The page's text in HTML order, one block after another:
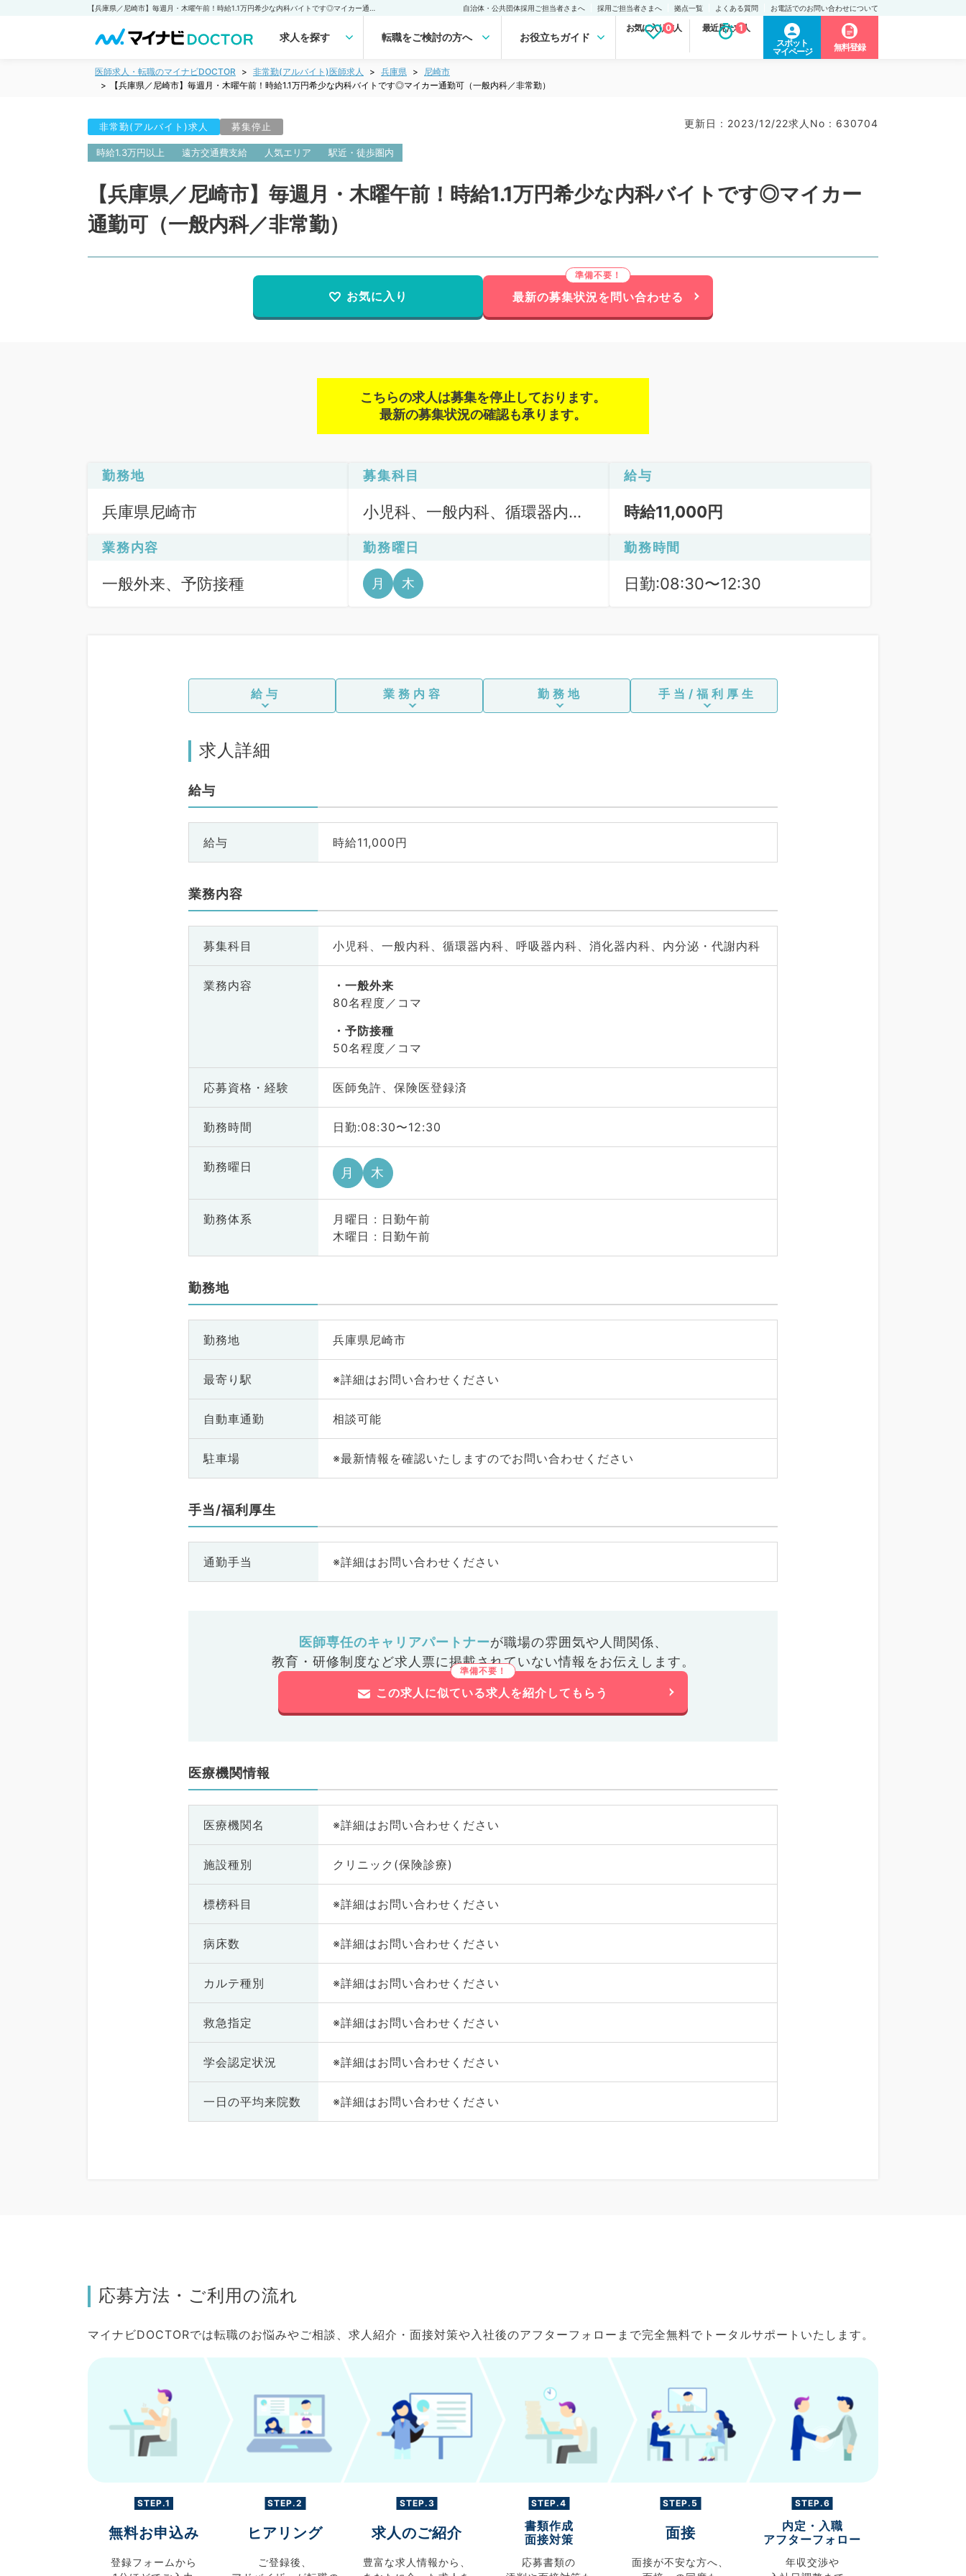
自治体・公共団体採用ご担当者さまへ 採用ご担当者さまへ 拠点一覧 よくある質問 お電話でのお問い合わせについて
求人を探す 転職をご検討の方へ お役立ちガイド
お気に入り求人
0 最近見た求人
1
スポット
マイページ
無料登録
医師求人・転職のマイナビDOCTOR 非常勤(アルバイト)医師求人 兵庫県
尼崎市
【兵庫県／尼崎市】毎週月・木曜午前！時給1.1万円希少な内科バイトです◎マイカー通勤可（一般内科／非常勤）
非常勤(アルバイト)求人 募集停止 更新日 : 2023/12/22求人No : 630704
時給1.3万円以上 遠方交通費支給 人気エリア 駅近・徒歩圏内
【兵庫県／尼崎市】毎週月・木曜午前！時給1.1万円希少な内科バイトです◎マイカー
通勤可（一般内科／非常勤）
お気に入り 最新の募集状況を問い合わせる
こちらの求人は募集を停止しております。
最新の募集状況の確認も承ります。
勤務地
兵庫県尼崎市
募集科目
小児科、一般内科、循環器内
内分泌・代謝内科
給与
時給11,000円
業務内容
一般外来、予防接種
勤務曜日
月 木
勤務時間
日勤:08:30〜12:30
給与 業務内容 勤務地 手当/福利厚生
求人詳細
給与
給与 時給11,000円
業務内容
募集科目 小児科、一般内科、循環器内科、呼吸器内科、消化器内科、内分泌・代謝内科
業務内容
一般外来
80名程度／コマ
予防接種
50名程度／コマ
応募資格・ 経験 医師免許、保険医登録済
勤務時間 日勤:08:30〜12:30
勤務曜日 月 木
勤務体系
月曜日 : 日勤午前
木曜日 : 日勤午前
勤務地
勤務地 兵庫県尼崎市
最寄り駅 ※詳細はお問い合わせください
自動車通勤 相談可能
駐車場 ※最新情報を確認いたしますのでお問い合わせください
手当/福利厚生
通勤手当 ※詳細はお問い合わせください
医師専任のキャリアパートナーが職場の雰囲気や人間関係、
教育・研修制度など求人票に掲載されていない情報をお伝えします。
この求人に似ている求人を紹介してもらう
医療機関情報
医療機関名 ※詳細はお問い合わせください
施設種別 クリニック(保険診療)
標榜科目 ※詳細はお問い合わせください
病床数 ※詳細はお問い合わせください
カルテ種別 ※詳細はお問い合わせください
救急指定 ※詳細はお問い合わせください
学会認定状況 ※詳細はお問い合わせください
一日の平均来院数 ※詳細はお問い合わせください
応募方法・ご利用の流れ
マイナビDOCTORでは転職のお悩みやご相談、求人紹介・面接対策や入社後のアフターフォローまで完全無料でトータルサポートいたします。
STEP.1
無料お申込み
登録フォームから
STEP.2
ヒアリング
ご登録後、
STEP.3
求人のご紹介
豊富な求人情報から、
STEP.4
書類作成
面接対策
応募書類の
STEP.5
面接
面接が不安な方へ、
STEP.6
内定・入職
アフターフォロー
年収交渉や